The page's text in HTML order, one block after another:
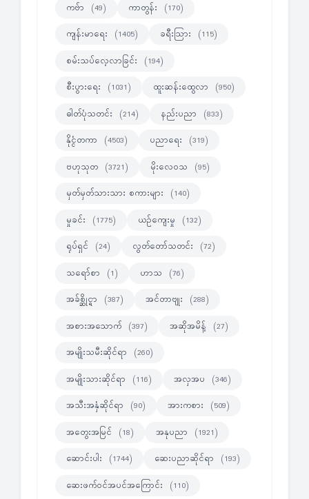
ကဗ်ာ (49) ကာတွန်း (170)
ကျန်းမာရေး (1405) ခရီးသြား (115)
စမ်းသပ်လေ့လာခြင်း (194)
စီးပွားရေး (1031) ထူးဆန်းထွေလာ (950)
ဓါတ်ပုံသတင်း (214) နည်းပညာ (833)
နိုင္ငံတကာ (4503) ပညာရေး (319)
ဗဟုသုတ (3721) မိုးလေဝသ (95)
မှတ်မှတ်သားသား စကားများ (140)
မှုခင်း (1775) ယဉ်ကျေးမှု (132)
ရုပ်ရှင် (24) လွတ်တော်သတင်း (72)
သရော်စာ (1) ဟာသ (76)
အခ်စ္ဆိုင္ရာ (387) အင်တာဗျုး (288)
အစားအသောက် (397) အဆိုအမိန့် (27)
အမျိုးသမီးဆိုင်ရာ (260)
အမျိုးသားဆိုင်ရာ (116) အလှအပ (346)
အသီးအနှံဆိုင်ရာ (90) အားကစား (509)
အတွေးအမြင် (18) အနုပညာ (1921)
ဆောင်းပါး (1744) ဆေးပညာဆိုင်ရာ (193)
ဆေးဖက်ဝင်အပင်အကြောင်း (110)